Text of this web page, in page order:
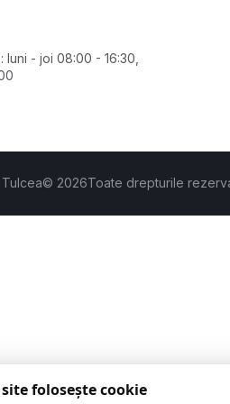
luni - joi 08:00 - 16:30,
© 2026Toate drepturile
folosește cookie